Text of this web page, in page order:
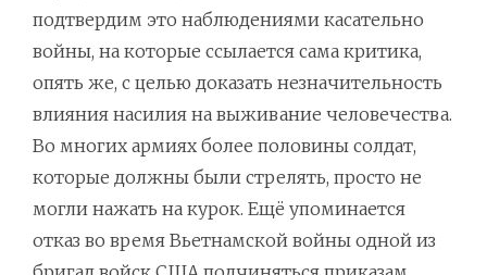
подтвердим это наблюдениями касательно
войны, на которые ссылается сама критика,
опять же, с целью доказать незначительность
влияния насилия на выживание человечества.
Во многих армиях более половины солдат,
которые должны были стрелять, просто не
могли нажать на курок. Ещё упоминается
отказ во время Вьетнамской войны одной из